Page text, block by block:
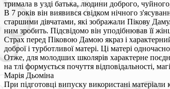
тримала в узді батька, людини доброго,
В 7 років він виявився свідком нічного
старшими дівчатами, які зображали Пікову
ним зробить. Підсвідомо він уподібнював її
Страх перед Піковою Дамою якраз і
доброї і турботливої матері. Ці матері
Отже, для молодших школярів характерне
на тлі формується почуття відповідальності,
Марія Дьоміна
При підготовці випуску використані